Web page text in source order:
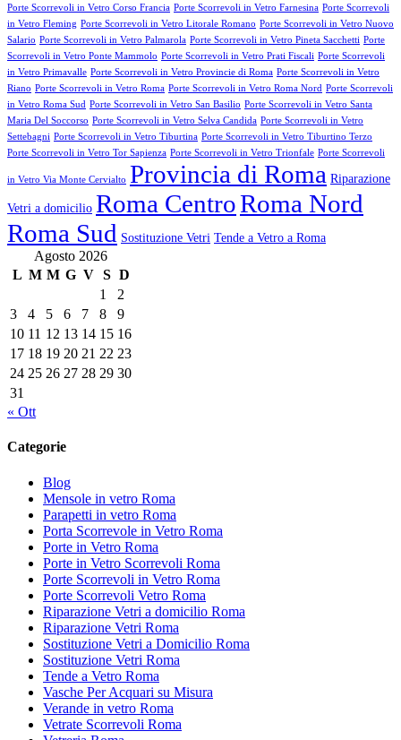
Porte Scorrevoli in Vetro Corso Francia Porte Scorrevoli in Vetro Farnesina Porte Scorrevoli
in Vetro Fleming Porte Scorrevoli in Vetro Litorale Romano Porte Scorrevoli in Vetro Nuovo
Salario Porte Scorrevoli in Vetro Palmarola Porte Scorrevoli in Vetro Pineta Sacchetti Porte
Scorrevoli in Vetro Ponte Mammolo Porte Scorrevoli in Vetro Prati Fiscali Porte Scorrevoli
in Vetro Primavalle Porte Scorrevoli in Vetro Provincie di Roma Porte Scorrevoli in Vetro
Riano Porte Scorrevoli in Vetro Roma Porte Scorrevoli in Vetro Roma Nord Porte Scorrevoli
in Vetro Roma Sud Porte Scorrevoli in Vetro San Basilio Porte Scorrevoli in Vetro Santa
Maria Del Soccorso Porte Scorrevoli in Vetro Selva Candida Porte Scorrevoli in Vetro
Settebagni Porte Scorrevoli in Vetro Tiburtina Porte Scorrevoli in Vetro Tiburtino Terzo
Porte Scorrevoli in Vetro Tor Sapienza Porte Scorrevoli in Vetro Trionfale Porte Scorrevoli
in Vetro Via Monte Cervialto Provincia di Roma Riparazione
Vetri a domicilio Roma CentroRoma Nord
Roma Sud Sostituzione Vetri Tende a Vetro a Roma
Agosto 2026
L M M G V S D
1
2
3
4 5 6 7 8
9
10 11 12 13 14 15 16
17 18 19 20 21 22 23
24 25 26 27 28 29 30
31
« Ott
Categorie
Blog
Mensole in vetro Roma
Parapetti in vetro Roma
Porta Scorrevole in Vetro Roma
Porte in Vetro Roma
Porte in Vetro Scorrevoli Roma
Porte Scorrevoli in Vetro Roma
Porte Scorrevoli Vetro Roma
Riparazione Vetri a domicilio Roma
Riparazione Vetri Roma
Sostituzione Vetri a Domicilio Roma
Sostituzione Vetri Roma
Tende a Vetro Roma
Vasche Per Acquari su Misura
Verande in vetro Roma
Vetrate Scorrevoli Roma